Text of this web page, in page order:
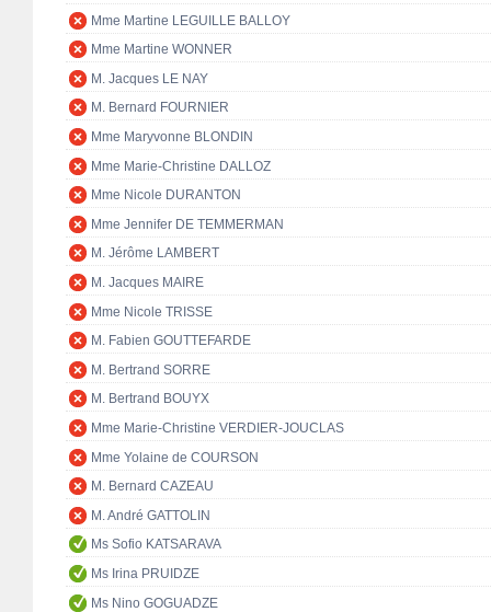
Mme Martine LEGUILLE BALLOY
Mme Martine WONNER
M. Jacques LE NAY
M. Bernard FOURNIER
Mme Maryvonne BLONDIN
Mme Marie-Christine DALLOZ
Mme Nicole DURANTON
Mme Jennifer DE TEMMERMAN
M. Jérôme LAMBERT
M. Jacques MAIRE
Mme Nicole TRISSE
M. Fabien GOUTTEFARDE
M. Bertrand SORRE
M. Bertrand BOUYX
Mme Marie-Christine VERDIER-JOUCLAS
Mme Yolaine de COURSON
M. Bernard CAZEAU
M. André GATTOLIN
Ms Sofio KATSARAVA
Ms Irina PRUIDZE
Ms Nino GOGUADZE